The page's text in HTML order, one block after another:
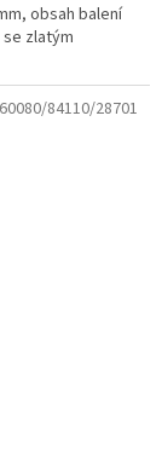
obsah balení
zlatým
84110/28701